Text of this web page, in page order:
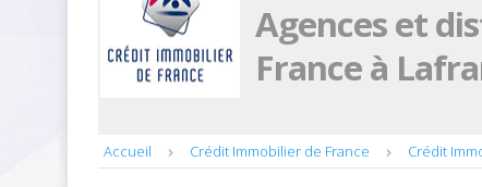
Agences et
France à
Accueil Crédit Immobilier de France Crédit